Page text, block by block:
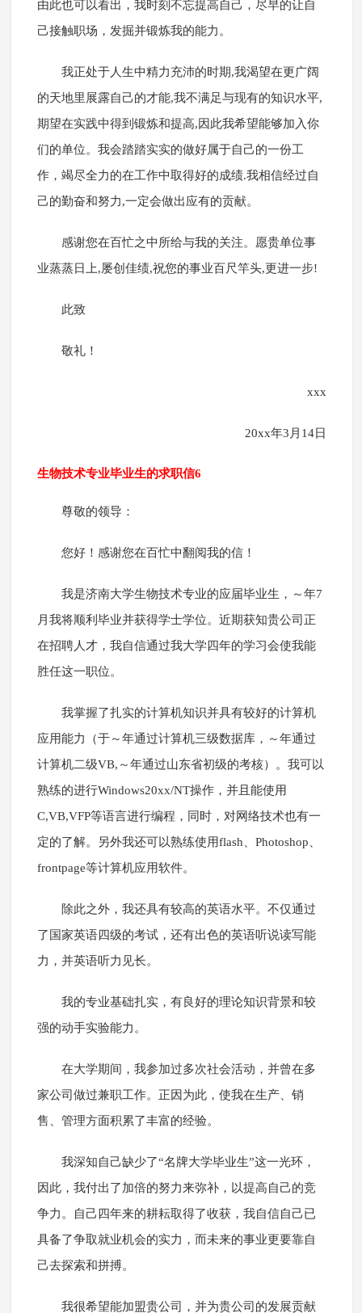
由此也可以看出，我时刻不忘提高自己，尽早的让自
己接触职场，发掘并锻炼我的能力。
我正处于人生中精力充沛的时期,我渴望在更广阔
的天地里展露自己的才能,我不满足与现有的知识水平,
期望在实践中得到锻炼和提高,因此我希望能够加入你
们的单位。我会踏踏实实的做好属于自己的一份工
作，竭尽全力的在工作中取得好的成绩.我相信经过自
己的勤奋和努力,一定会做出应有的贡献。
感谢您在百忙之中所给与我的关注。愿贵单位事
业蒸蒸日上,屡创佳绩,祝您的事业百尺竿头,更进一步!
此致
敬礼！
xxx
20xx年3月14日
生物技术专业毕业生的求职信6
尊敬的领导：
您好！感谢您在百忙中翻阅我的信！
我是济南大学生物技术专业的应届毕业生，～年7
月我将顺利毕业并获得学士学位。近期获知贵公司正
在招聘人才，我自信通过我大学四年的学习会使我能
胜任这一职位。
我掌握了扎实的计算机知识并具有较好的计算机
应用能力（于～年通过计算机三级数据库，～年通过
计算机二级VB,～年通过山东省初级的考核）。我可以
熟练的进行Windows20xx/NT操作，并且能使用
C,VB,VFP等语言进行编程，同时，对网络技术也有一
定的了解。另外我还可以熟练使用flash、Photoshop、
frontpage等计算机应用软件。
除此之外，我还具有较高的英语水平。不仅通过
了国家英语四级的考试，还有出色的英语听说读写能
力，并英语听力见长。
我的专业基础扎实，有良好的理论知识背景和较
强的动手实验能力。
在大学期间，我参加过多次社会活动，并曾在多
家公司做过兼职工作。正因为此，使我在生产、销
售、管理方面积累了丰富的经验。
我深知自己缺少了“名牌大学毕业生”这一光环，
因此，我付出了加倍的努力来弥补，以提高自己的竞
争力。自己四年来的耕耘取得了收获，我自信自己已
具备了争取就业机会的实力，而未来的事业更要靠自
己去探索和拼搏。
我很希望能加盟贵公司，并为贵公司的发展贡献